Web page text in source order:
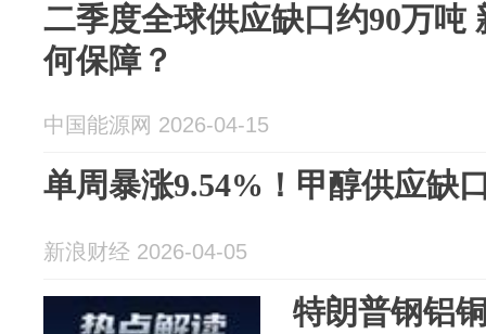
二季度全球供应缺口约90万吨
何保障？
中国能源网 2026-04-15
单周暴涨9.54%！甲醇供应缺
新浪财经 2026-04-05
特朗普钢铝